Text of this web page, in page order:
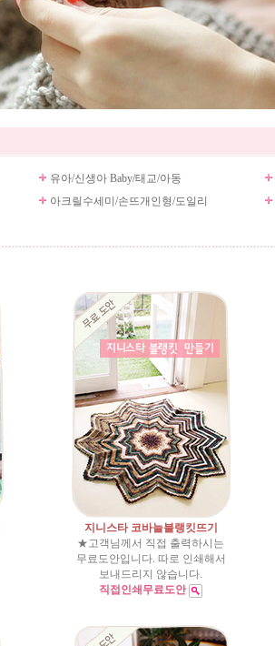
유아/신생아 Baby/태교/아동
아크릴수세미/손뜨개인형/도일리
지니스타 코바늘블랭킷뜨기
★고객님께서 직접 출력하시는
무료도안입니다. 따로 인쇄해서
보내드리지 않습니다.
직접인쇄무료도안